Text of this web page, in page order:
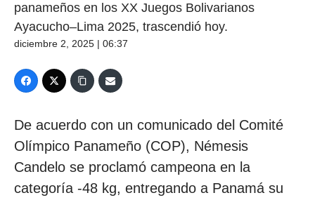
panameños en los XX Juegos Bolivarianos
Ayacucho–Lima 2025, trascendió hoy.
diciembre 2, 2025 | 06:37
De acuerdo con un comunicado del Comité
Olímpico Panameño (COP), Némesis
Candelo se proclamó campeona en la
categoría -48 kg, entregando a Panamá su